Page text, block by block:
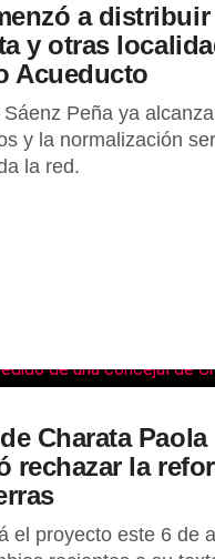
a distribuir
y otras
Acueducto
Peña ya
y la normalización
la red.
Charata Paola
rechazar la
el proyecto este 6 de